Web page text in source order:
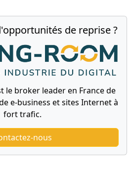
de reprise ?
le broker leader en France de
e-business et sites Internet à
fort trafic.
nous